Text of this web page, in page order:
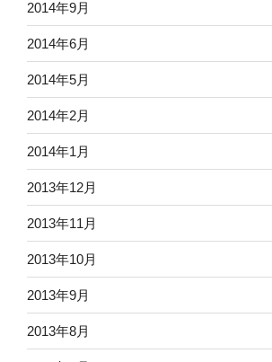
2014年9月
2014年6月
2014年5月
2014年2月
2014年1月
2013年12月
2013年11月
2013年10月
2013年9月
2013年8月